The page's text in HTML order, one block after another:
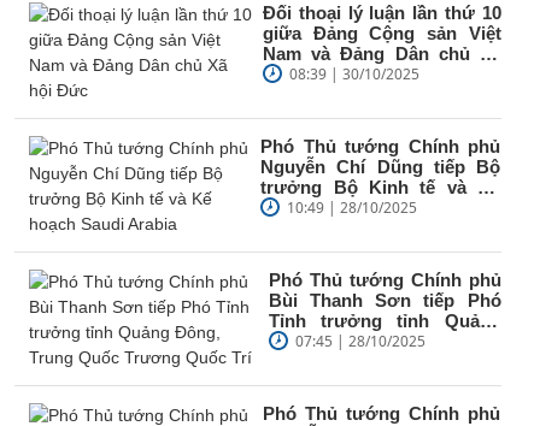
Đối thoại lý luận lần thứ 10
giữa Đảng Cộng sản Việt
Nam và Đảng Dân chủ Xã
hội Đức
08:39 | 30/10/2025
Phó Thủ tướng Chính phủ
Nguyễn Chí Dũng tiếp Bộ
trưởng Bộ Kinh tế và Kế
hoạch Saudi Arabia
10:49 | 28/10/2025
Phó Thủ tướng Chính phủ
Bùi Thanh Sơn tiếp Phó
Tỉnh trưởng tỉnh Quảng
Đông, Trung Quốc
07:45 | 28/10/2025
Phó Thủ tướng Chính phủ